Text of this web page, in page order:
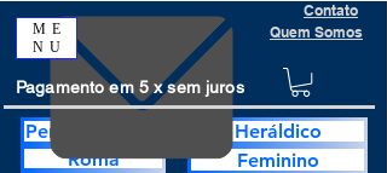
Personalização
Heráldico
Roma
Feminino
ME
NU
Pagamento em 5 x sem juros
Quem Somos
Contato